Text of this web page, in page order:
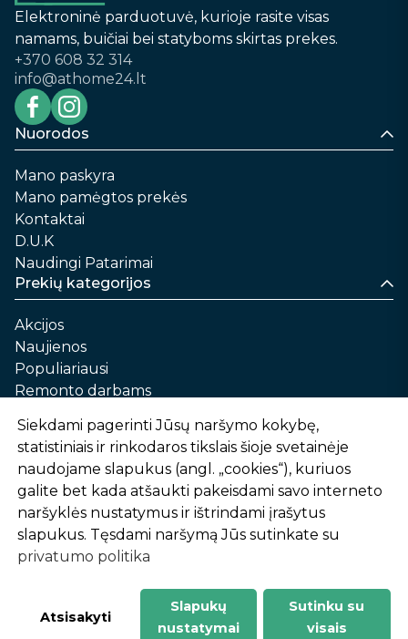
Elektroninė parduotuvė, kurioje rasite visas
namams, buičiai bei statyboms skirtas prekes.
+370 608 32 314
info@athome24.lt
Nuorodos
Mano paskyra
Mano pamėgtos prekės
Kontaktai
D.U.K
Naudingi Patarimai
Prekių kategorijos
Akcijos
Naujienos
Populiariausi
Remonto darbams
Automobilių priežiūrai
Sodui ir daržui
Informacija
Apie mus
Prekių pirkimo – pardavimo taisyklės
Prekių pristatymas ir atsiėmimas
-
1
2
%
n
u
o
l
a
i
d
Siekdami pagerinti Jūsų naršymo kokybę,
statistiniais ir rinkodaros tikslais šioje svetainėje
naudojame slapukus (angl. „cookies“), kuriuos
galite bet kada atšaukti pakeisdami savo interneto
naršyklės nustatymus ir ištrindami įrašytus
slapukus. Tęsdami naršymą Jūs sutinkate su
privatumo politika
Atsisakyti
Slapukų
nustatymai
Sutinku su
visais